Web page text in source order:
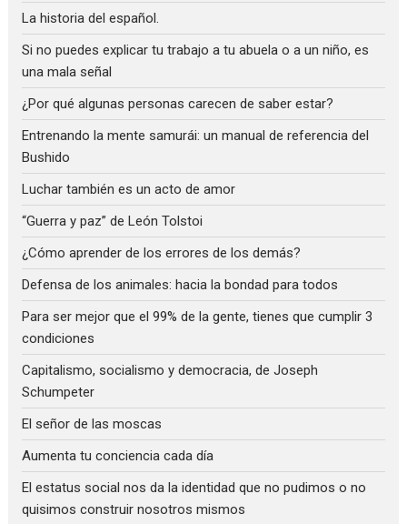
La historia del español.
Si no puedes explicar tu trabajo a tu abuela o a un niño, es
una mala señal
¿Por qué algunas personas carecen de saber estar?
Entrenando la mente samurái: un manual de referencia del
Bushido
Luchar también es un acto de amor
“Guerra y paz” de León Tolstoi
¿Cómo aprender de los errores de los demás?
Defensa de los animales: hacia la bondad para todos
Para ser mejor que el 99% de la gente, tienes que cumplir 3
condiciones
Capitalismo, socialismo y democracia, de Joseph
Schumpeter
El señor de las moscas
Aumenta tu conciencia cada día
El estatus social nos da la identidad que no pudimos o no
quisimos construir nosotros mismos